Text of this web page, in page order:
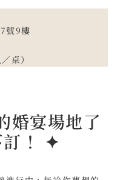
號9樓
桌）
婚宴場地了
！ ✦